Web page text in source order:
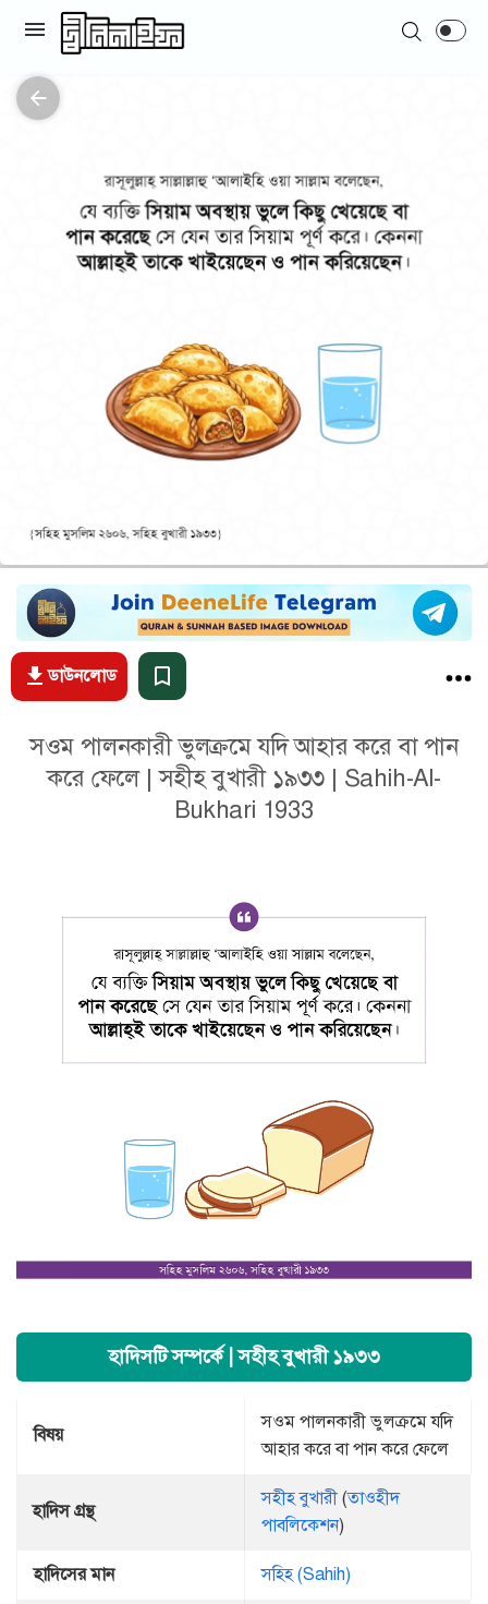
ডাউনলোড
সওম পালনকারী ভুলক্রমে যদি আহার করে বা পান
করে ফেলে | সহীহ বুখারী ১৯৩৩ | Sahih-Al-
Bukhari 1933
হাদিসটি সম্পর্কে | সহীহ বুখারী ১৯৩৩
বিষয়
সওম পালনকারী ভুলক্রমে যদি
আহার করে বা পান করে ফেলে
হাদিস গ্রন্থ
সহীহ বুখারী (তাওহীদ
পাবলিকেশন)
হাদিসের মান সহিহ (Sahih)